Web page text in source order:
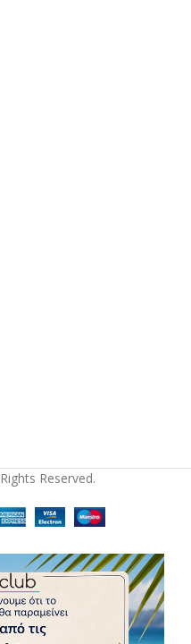
Reserved.